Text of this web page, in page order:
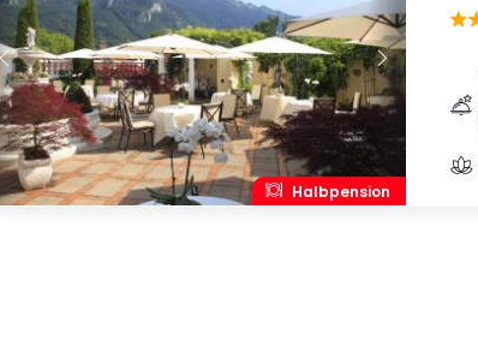
Halbpension